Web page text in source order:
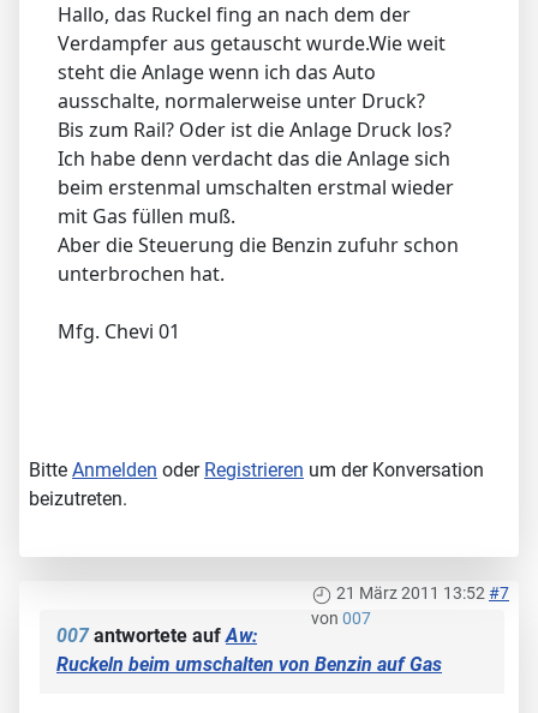
Hallo, das Ruckel fing an nach dem der
Verdampfer aus getauscht wurde.Wie weit
steht die Anlage wenn ich das Auto
ausschalte, normalerweise unter Druck?
Bis zum Rail? Oder ist die Anlage Druck los?
Ich habe denn verdacht das die Anlage sich
beim erstenmal umschalten erstmal wieder
mit Gas füllen muß.
Aber die Steuerung die Benzin zufuhr schon
unterbrochen hat.
Mfg. Chevi 01
Bitte Anmelden oder Registrieren um der Konversation
beizutreten.
21 März 2011 13:52#7
von 007
007antwortete aufAw:
Ruckeln beim umschalten von Benzin auf Gas